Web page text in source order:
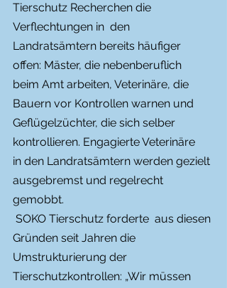
Tierschutz Recherchen die
Verflechtungen in  den
Landratsämtern bereits häufiger
offen: Mäster, die nebenberuflich
beim Amt arbeiten, Veterinäre, die
Bauern vor Kontrollen warnen und
Geflügelzüchter, die sich selber
kontrollieren. Engagierte Veterinäre
in den Landratsämtern werden gezielt
ausgebremst und regelrecht
gemobbt.
Gründen seit Jahren die
Umstrukturierung der
Tierschutzkontrollen: „Wir müssen